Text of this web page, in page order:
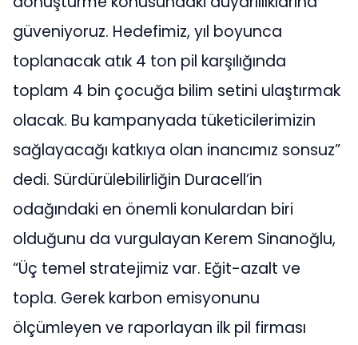
güveniyoruz. Hedefimiz, yıl boyunca
toplanacak atık 4 ton pil karşılığında
toplam 4 bin çocuğa bilim setini ulaştırmak
olacak. Bu kampanyada tüketicilerimizin
sağlayacağı katkıya olan inancımız sonsuz”
dedi. Sürdürülebilirliğin Duracell’in
odağındaki en önemli konulardan biri
olduğunu da vurgulayan Kerem Sinanoğlu,
“Üç temel stratejimiz var. Eğit-azalt ve
topla. Gerek karbon emisyonunu
ölçümleyen ve raporlayan ilk pil firması